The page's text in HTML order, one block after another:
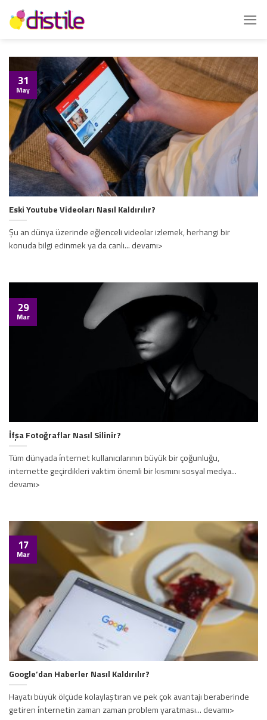
İçeriğe
atla
Eski Youtube Videoları Nasıl Kaldırılır?
Şu an dünya üzerinde eğlenceli videolar izlemek, herhangi bir
konuda bilgi edinmek ya da canlı... devamı>
31
May
İfşa Fotoğraflar Nasıl Silinir?
Tüm dünyada i̇nternet kullanıcılarının büyük bir çoğunluğu,
internette geçirdikleri vaktim önemli bir kısmını sosyal medya...
devamı>
29
Mar
Google’dan Haberler Nasıl Kaldırılır?
Hayatı büyük ölçüde kolaylaştıran ve pek çok avantajı beraberinde
getiren i̇nternetin zaman zaman problem yaratması... devamı>
17
Mar